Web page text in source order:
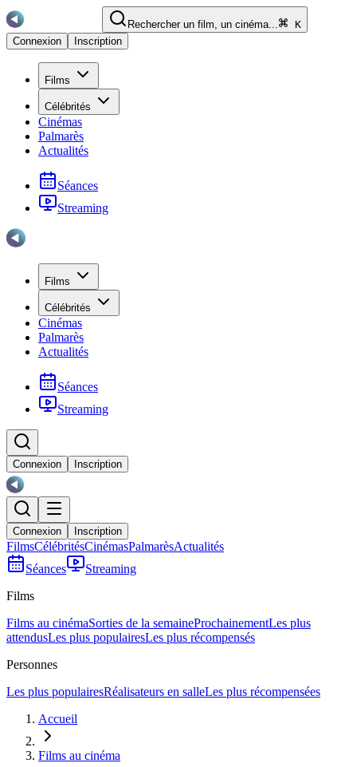
Rechercher un film, un cinéma...
K
Connexion
Inscription
Films
Célébrités
Cinémas
Palmarès
Actualités
Séances
Streaming
Films
Célébrités
Cinémas
Palmarès
Actualités
Séances
Streaming
Connexion Inscription
Connexion Inscription
FilmsCélébritésCinémasPalmarèsActualités
Séances
Streaming
Films
Films au cinémaSorties de la semaineProchainementLes plus
attendusLes plus populairesLes plus récompensés
Personnes
Les plus populairesRéalisateurs en salleLes plus récompensées
Accueil
Films au cinéma